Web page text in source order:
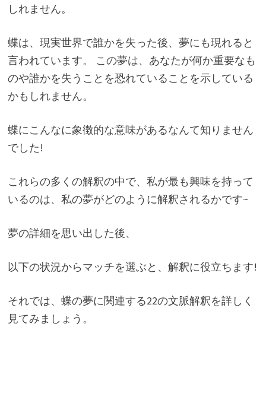
しれません。
蝶は、現実世界で誰かを失った後、夢にも現れると
言われています。 この夢は、あなたが何か重要なも
のや誰かを失うことを恐れていることを示している
かもしれません。
蝶にこんなに象徴的な意味があるなんて知りません
でした!
これらの多くの解釈の中で、私が最も興味を持って
いるのは、私の夢がどのように解釈されるかです~
夢の詳細を思い出した後、
以下の状況からマッチを選ぶと、解釈に役立ちます!
それでは、蝶の夢に関連する22の文脈解釈を詳しく
見てみましょう。